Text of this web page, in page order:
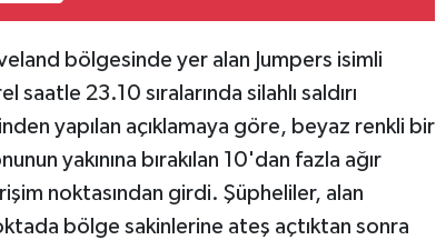
bölgesinde yer alan Jumpers isimli
23.10 sıralarında silahlı saldırı
yapılan açıklamaya göre, beyaz renkli bir
yakınına bırakılan 10'dan fazla ağır
noktasından girdi. Şüpheliler, alan
bölge sakinlerine ateş açtıktan sonra